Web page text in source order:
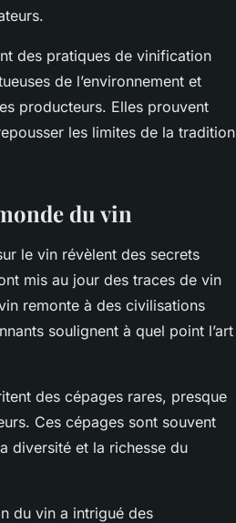
des pratiques de vinification
de l’environnement et
producteurs. Elles prouvent
les limites de la tradition
du vin
le vin révèlent des secrets
mis au jour des traces de vin
remonte à des civilisations
soulignent à quel point l’art
des cépages rares, presque
Ces cépages sont souvent
diversité et la richesse du
du vin a intrigué des